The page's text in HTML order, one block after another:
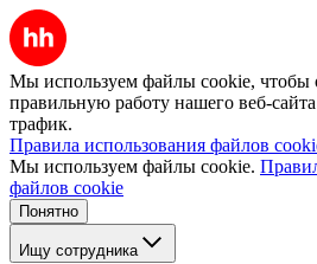
Мы используем файлы cookie, чтобы
правильную работу нашего веб-
трафик.
Правила использования файлов
Мы используем файлы cookie.
файлов cookie
Понятно
Ищу сотрудника